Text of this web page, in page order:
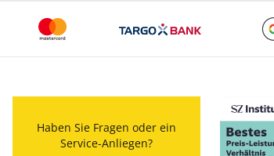
Haben Sie Fragen oder ein
Service-Anliegen?